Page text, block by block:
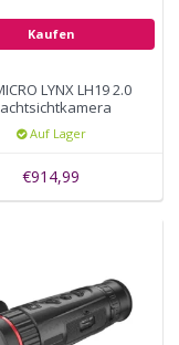
Kaufen
LYNX LH19 2.0
Auf Lager
€914,99